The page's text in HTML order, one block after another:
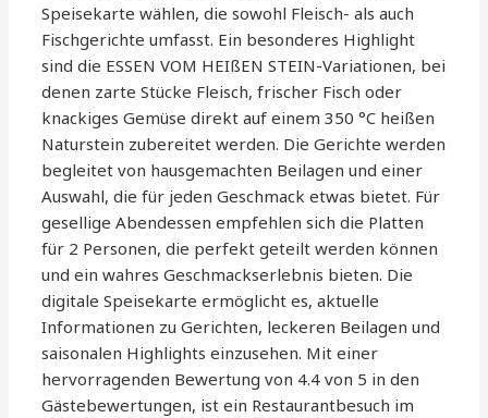
Speisekarte wählen, die sowohl Fleisch- als auch
Fischgerichte umfasst. Ein besonderes Highlight
sind die ESSEN VOM HEIßEN STEIN-Variationen, bei
denen zarte Stücke Fleisch, frischer Fisch oder
knackiges Gemüse direkt auf einem 350 °C heißen
Naturstein zubereitet werden. Die Gerichte werden
begleitet von hausgemachten Beilagen und einer
Auswahl, die für jeden Geschmack etwas bietet. Für
gesellige Abendessen empfehlen sich die Platten
für 2 Personen, die perfekt geteilt werden können
und ein wahres Geschmackserlebnis bieten. Die
digitale Speisekarte ermöglicht es, aktuelle
Informationen zu Gerichten, leckeren Beilagen und
saisonalen Highlights einzusehen. Mit einer
hervorragenden Bewertung von 4.4 von 5 in den
Gästebewertungen, ist ein Restaurantbesuch im